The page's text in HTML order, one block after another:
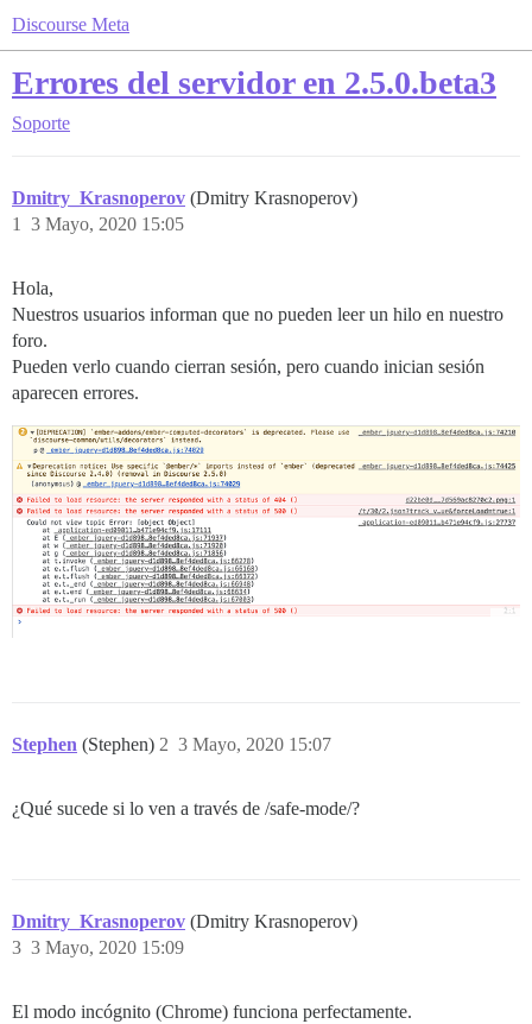
Discourse Meta
Errores del servidor en 2.5.0.beta3
Soporte
Dmitry_Krasnoperov (Dmitry Krasnoperov)
3 Mayo, 2020 15:05
1
Hola,
Nuestros usuarios informan que no pueden leer un hilo en nuestro
foro.
Pueden verlo cuando cierran sesión, pero cuando inician sesión
aparecen errores.
Stephen (Stephen) 3 Mayo, 2020 15:07
2
¿Qué sucede si lo ven a través de /safe-mode/?
Dmitry_Krasnoperov (Dmitry Krasnoperov)
3 Mayo, 2020 15:09
3
El modo incógnito (Chrome) funciona perfectamente.